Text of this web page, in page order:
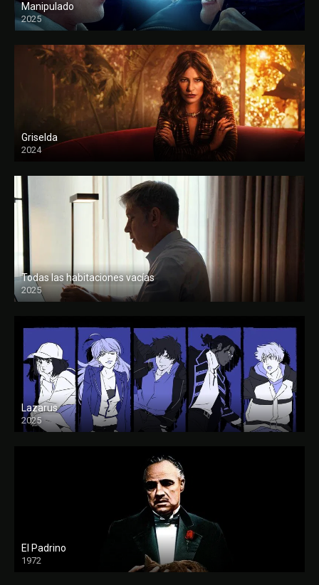
Manipulado
2025
Griselda
2024
Todas las habitaciones vacías
2025
FULL HD
Lazarus
2025
El Padrino
1972
FULL HD